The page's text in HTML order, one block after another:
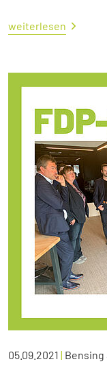
weiterlesen
05.09.2021 |